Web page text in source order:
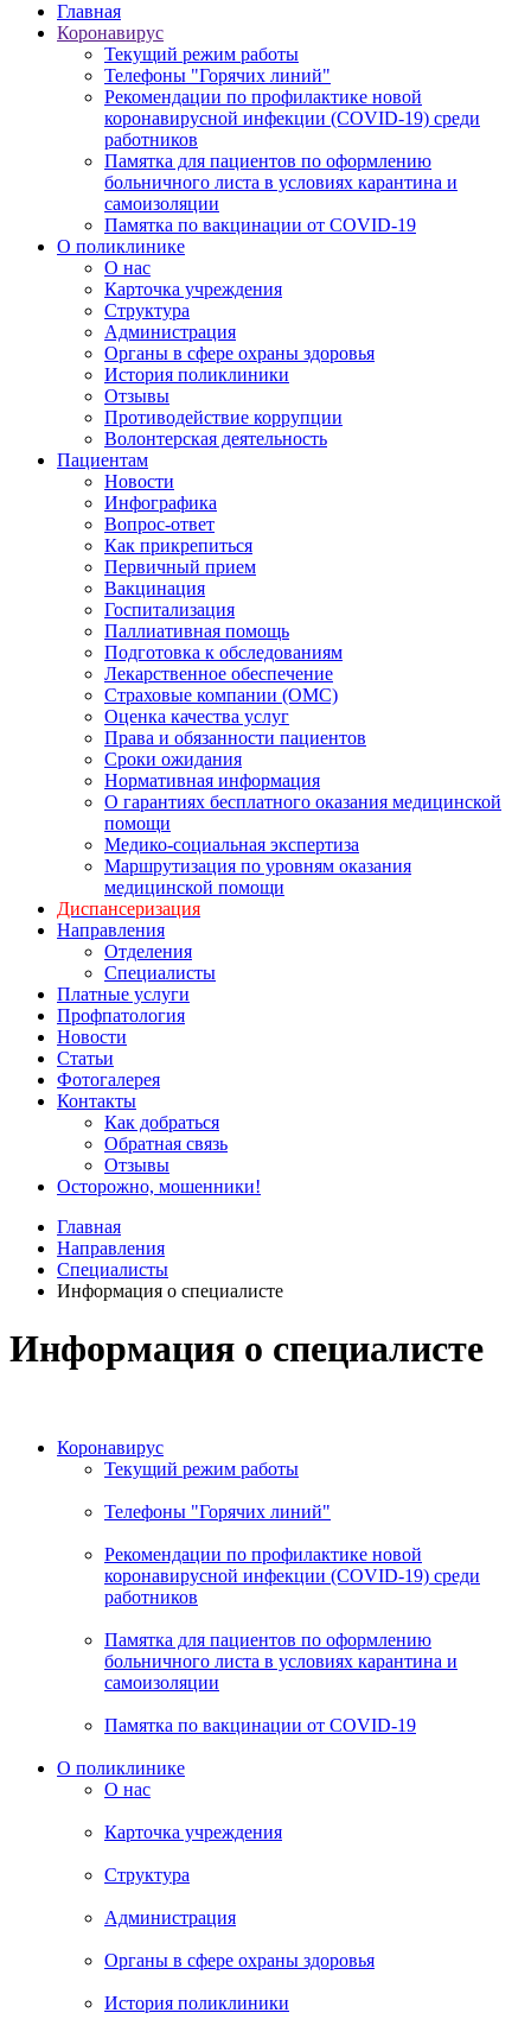
Главная
Коронавирус
Текущий режим работы
Телефоны "Горячих линий"
Рекомендации по профилактике новой
коронавирусной инфекции (COVID-19) среди
работников
Памятка для пациентов по оформлению
больничного листа в условиях карантина и
самоизоляции
Памятка по вакцинации от COVID-19
О поликлинике
О нас
Карточка учреждения
Структура
Администрация
Органы в сфере охраны здоровья
История поликлиники
Отзывы
Противодействие коррупции
Волонтерская деятельность
Пациентам
Новости
Инфографика
Вопрос-ответ
Как прикрепиться
Первичный прием
Вакцинация
Госпитализация
Паллиативная помощь
Подготовка к обследованиям
Лекарственное обеспечение
Страховые компании (ОМС)
Оценка качества услуг
Права и обязанности пациентов
Сроки ожидания
Нормативная информация
О гарантиях бесплатного оказания медицинской
помощи
Медико-социальная экспертиза
Маршрутизация по уровням оказания
медицинской помощи
Диспансеризация
Направления
Отделения
Специалисты
Платные услуги
Профпатология
Новости
Статьи
Фотогалерея
Контакты
Как добраться
Обратная связь
Отзывы
Осторожно, мошенники!
Главная
Направления
Специалисты
Информация о специалисте
Информация о специалисте
Коронавирус
Текущий режим работы
Телефоны "Горячих линий"
Рекомендации по профилактике новой
коронавирусной инфекции (COVID-19) среди
работников
Памятка для пациентов по оформлению
больничного листа в условиях карантина и
самоизоляции
Памятка по вакцинации от COVID-19
О поликлинике
О нас
Карточка учреждения
Структура
Администрация
Органы в сфере охраны здоровья
История поликлиники